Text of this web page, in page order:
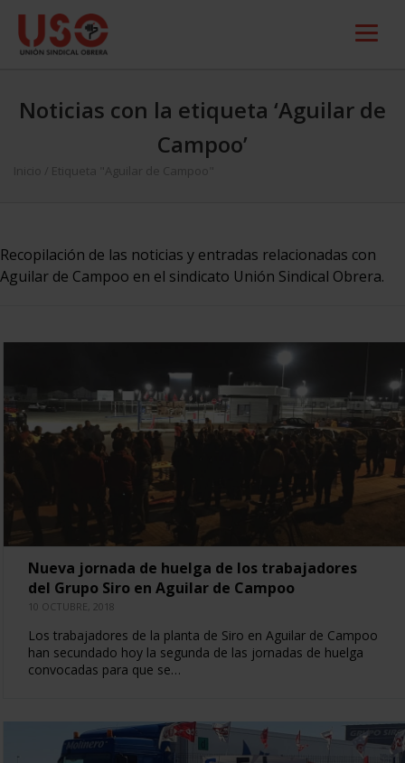
Noticias con la etiqueta ‘Aguilar de
Campoo’
Inicio Etiqueta "Aguilar de Campoo"
Recopilación de las noticias y entradas relacionadas con
Aguilar de Campoo en el sindicato Unión Sindical Obrera.
Nueva jornada de huelga de los trabajadores
del Grupo Siro en Aguilar de Campoo
10 OCTUBRE, 2018
Los trabajadores de la planta de Siro en Aguilar de Campoo
han secundado hoy la segunda de las jornadas de huelga
convocadas para que se…